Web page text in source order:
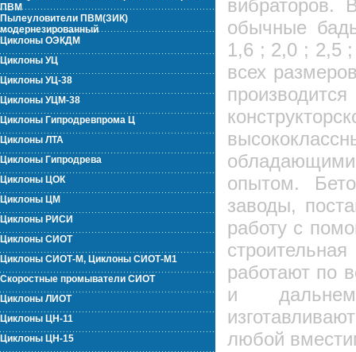
ПВМ
Пылеуловители ПВМ(ЗИК)
модернезированный
Циклоны ОЭКДМ
Циклоны УЦ
Циклоны УЦ-38
Циклоны УЦМ-38
Циклоны Гипродревпрома Ц
Циклоны ЛТА
Циклоны Гипродрева
Циклоны ЦОК
Циклоны ЦМ
Циклоны РИСИ
Циклоны СИОТ
Циклоны СИОТ-М, Циклоны СИОТ-М1
Скоростные промыватели СИОТ
Циклоны ЛИОТ
Циклоны ЦН-11
Циклоны ЦН-15
вибраторов.
обычные
1,6 ; 2,0 ; 2,5
всех
опытом.
заводы,
работу с
работают по
и
любой